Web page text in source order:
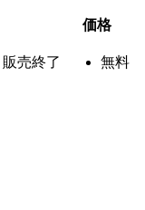
価格
販売終了 無料